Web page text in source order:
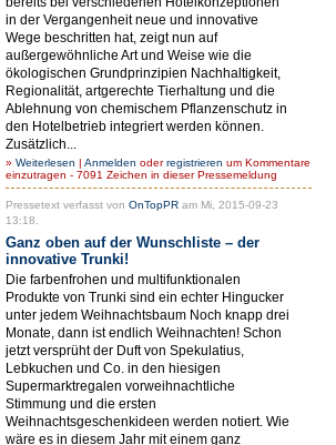
in der Vergangenheit neue und innovative
Wege beschritten hat, zeigt nun auf
außergewöhnliche Art und Weise wie die
ökologischen Grundprinzipien Nachhaltigkeit,
Regionalität, artgerechte Tierhaltung und die
Ablehnung von chemischem Pflanzenschutz in
den Hotelbetrieb integriert werden können.
Zusätzlich...
» Weiterlesen | Anmelden oderregistrieren um Kommentare
einzutragen - 7091 Zeichen in dieser Pressemeldung
Pressetext verfasst von OnTopPR am Mi, 2015-09-23
13:18.
Ganz oben auf der Wunschliste – der
innovative Trunki!
Die farbenfrohen und multifunktionalen
Produkte von Trunki sind ein echter Hingucker
unter jedem Weihnachtsbaum Noch knapp drei
Monate, dann ist endlich Weihnachten! Schon
jetzt versprüht der Duft von Spekulatius,
Lebkuchen und Co. in den hiesigen
Supermarktregalen vorweihnachtliche
Stimmung und die ersten
Weihnachtsgeschenkideen werden notiert. Wie
wäre es in diesem Jahr mit einem ganz